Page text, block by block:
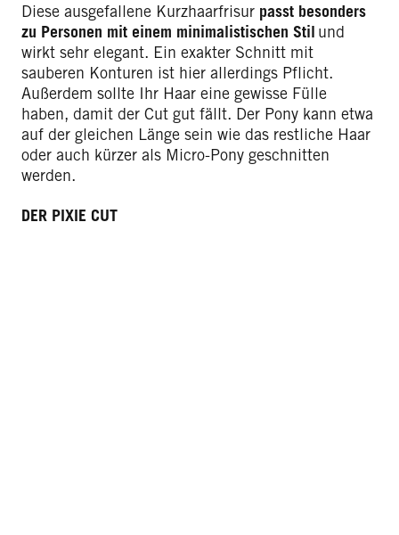
Diese ausgefallene Kurzhaarfrisur passt besonders
zu Personen mit einem minimalistischen Stil und
wirkt sehr elegant. Ein exakter Schnitt mit
sauberen Konturen ist hier allerdings Pflicht.
Außerdem sollte Ihr Haar eine gewisse Fülle
haben, damit der Cut gut fällt. Der Pony kann etwa
auf der gleichen Länge sein wie das restliche Haar
oder auch kürzer als Micro-Pony geschnitten
werden.
DER PIXIE CUT